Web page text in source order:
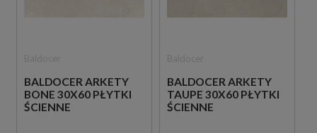
BALDOCER ARKETY
BONE 30X60 PŁYTKI
ŚCIENNE
BALDOCER ARKETY
TAUPE 30X60 PŁYTKI
ŚCIENNE